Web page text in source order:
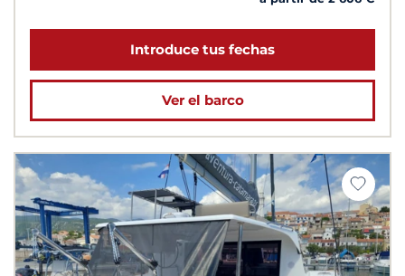
Introduce tus fechas
Ver el barco